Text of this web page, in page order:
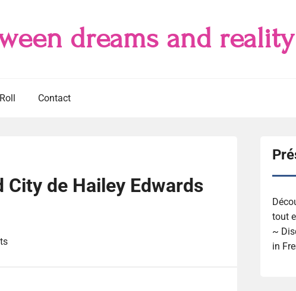
dreams and reality
Contact
City de Hailey Edwards
tout
~
in